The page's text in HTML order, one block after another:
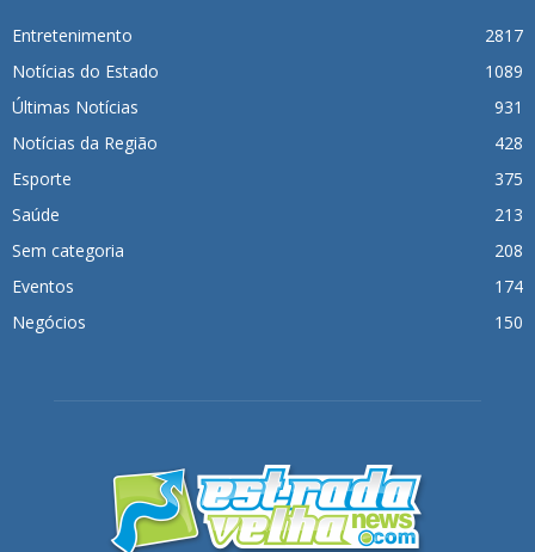
Entretenimento
2817
Notícias do Estado
1089
Últimas Notícias
931
Notícias da Região
428
Esporte
375
Saúde
213
Sem categoria
208
Eventos
174
Negócios
150